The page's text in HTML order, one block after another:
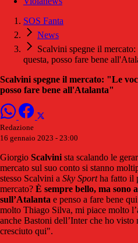
SOS Fanta
News
Scalvini spegne il
questa, posso fare bene
Scalvini spegne il mercato: "Le
posso fare bene all'Atalanta"
Redazione
16 gennaio 2023 - 23:00
Giorgio Scalvini sta scalando le
mercato sul suo conto si stanno
stesso Scalvini a Sky Sportha fatto il
mercato? È sempre bello, ma sono
sull’Atalanta e penso a fare bene
molto Thiago Silva, mi piace molto
anche Bastoni dell’Inter che ho
cresciuto qui".